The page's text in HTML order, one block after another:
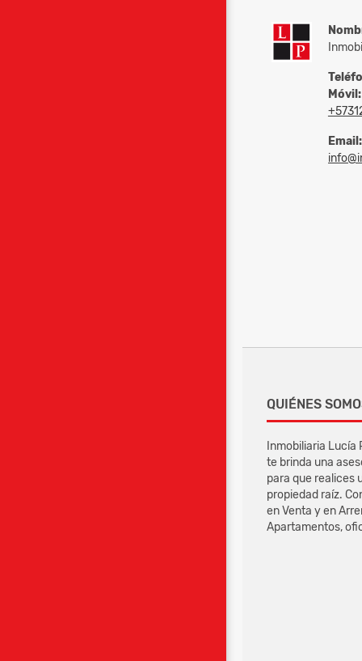
Móvil:
Email:
QUIÉNES
Inmobiliaria Lucía
te brinda una
para que realices
propiedad raíz.
en Venta y en
Apartamentos,